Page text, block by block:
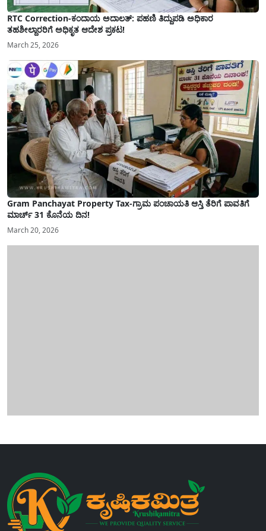
RTC Correction-ಕಂದಾಯ ಅದಾಲತ್: ಪಹಣಿ ತಿದ್ದುಪಡಿ ಅಧಿಕಾರ
ತಹಶೀಲ್ದಾರರಿಗೆ ಅಧಿಕೃತ ಆದೇಶ ಪ್ರಕಟ!
March 25, 2026
Gram Panchayat Property Tax-ಗ್ರಾಮ ಪಂಚಾಯತಿ ಆಸ್ತಿ ತೆರಿಗೆ ಪಾವತಿಗೆ
ಮಾರ್ಚ್ 31 ಕೊನೆಯ ದಿನ!
March 20, 2026